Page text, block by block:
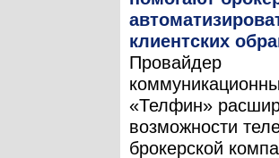
клиентских
Провайдер
«Телфин»
возможности
брокерской